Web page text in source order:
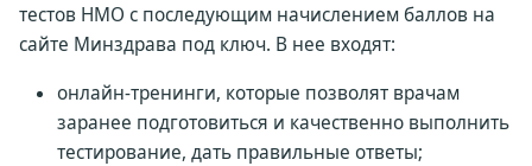
тестов НМО с последующим начислением баллов на
сайте Минздрава под ключ. В нее входят:
онлайн-тренинги, которые позволят врачам
заранее подготовиться и качественно выполнить
тестирование, дать правильные ответы;